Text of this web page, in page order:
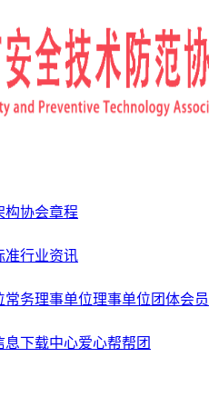
构协会章程
准行业资讯
常务理事单位理事单位 团体会员
息下载中心爱心帮帮团